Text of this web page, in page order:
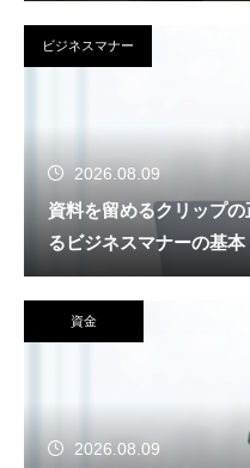
ビジネスマナー
2026.08.09
資料を留めるクリップ
るビジネスマナーの基本
資金
2026.08.09